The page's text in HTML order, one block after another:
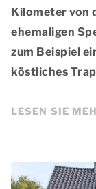
Kilometer von
ehemaligen
zum Beispiel
köstliches
LESEN SIE